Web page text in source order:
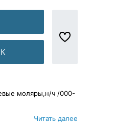
моляры,н/ч /000-
Читать далее